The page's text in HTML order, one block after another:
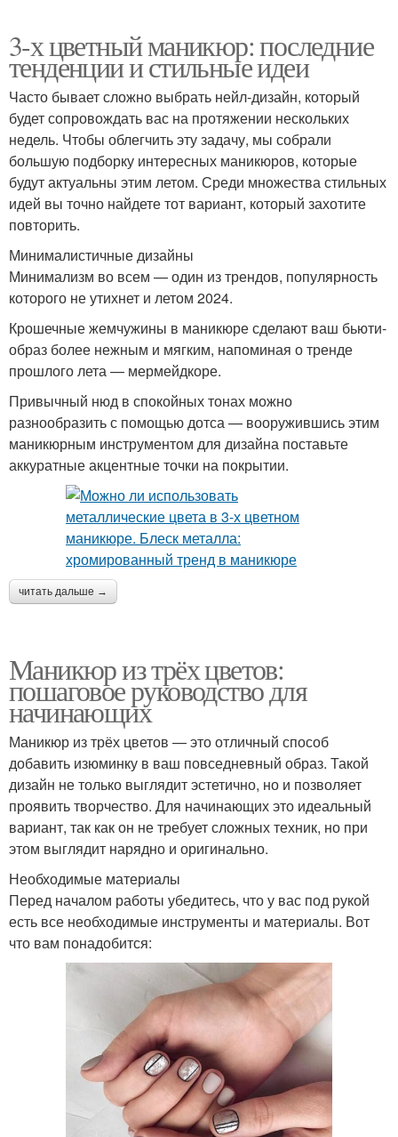
3-х цветный маникюр: последние
тенденции и стильные идеи
Часто бывает сложно выбрать нейл-дизайн, который
будет сопровождать вас на протяжении нескольких
недель. Чтобы облегчить эту задачу, мы собрали
большую подборку интересных маникюров, которые
будут актуальны этим летом. Среди множества стильных
идей вы точно найдете тот вариант, который захотите
повторить.
Минималистичные дизайны
Минимализм во всем — один из трендов, популярность
которого не утихнет и летом 2024.
Крошечные жемчужины в маникюре сделают ваш бьюти-
образ более нежным и мягким, напоминая о тренде
прошлого лета — мермейдкоре.
Привычный нюд в спокойных тонах можно
разнообразить с помощью дотса — вооружившись этим
маникюрным инструментом для дизайна поставьте
аккуратные акцентные точки на покрытии.
читать дальше →
Маникюр из трёх цветов:
пошаговое руководство для
начинающих
Маникюр из трёх цветов — это отличный способ
добавить изюминку в ваш повседневный образ. Такой
дизайн не только выглядит эстетично, но и позволяет
проявить творчество. Для начинающих это идеальный
вариант, так как он не требует сложных техник, но при
этом выглядит нарядно и оригинально.
Необходимые материалы
Перед началом работы убедитесь, что у вас под рукой
есть все необходимые инструменты и материалы. Вот
что вам понадобится: